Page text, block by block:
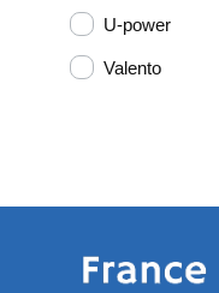
U-power
Valento